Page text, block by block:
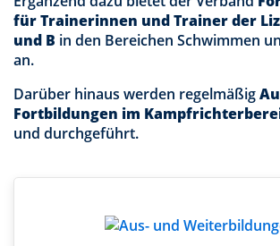
für Trainerinnen und Trainer der
und B in den Bereichen Schwimmen
an.
Darüber hinaus werden regelmäßig
Fortbildungen im
und durchgeführt.